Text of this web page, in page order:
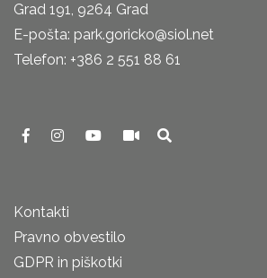
Grad 191, 9264 Grad
E-pošta: park.goricko@siol.net
Telefon: +386 2 551 88 61
Kontakti
Pravno obvestilo
GDPR in piškotki